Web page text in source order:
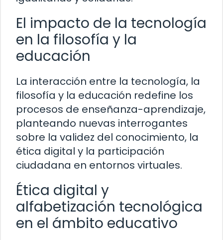
El impacto de la tecnología
en la filosofía y la
educación
La interacción entre la tecnología, la
filosofía y la educación redefine los
procesos de enseñanza-aprendizaje,
planteando nuevas interrogantes
sobre la validez del conocimiento, la
ética digital y la participación
ciudadana en entornos virtuales.
Ética digital y
alfabetización tecnológica
en el ámbito educativo